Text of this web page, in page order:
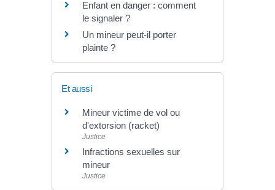
Enfant en danger : comment
le signaler ?
Un mineur peut-il porter
plainte ?
Et aussi
Mineur victime de vol ou
d'extorsion (racket)
Justice
Infractions sexuelles sur
mineur
Justice